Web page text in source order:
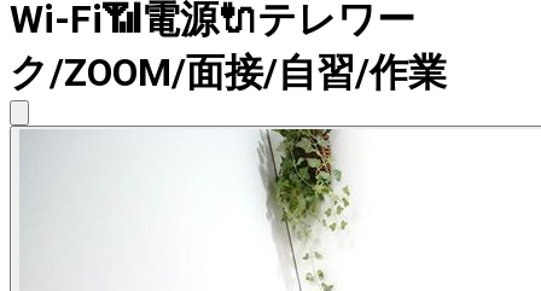
Wi-Fi📶電源🔌テレワー
ク/ZOOM/面接/自習/作業